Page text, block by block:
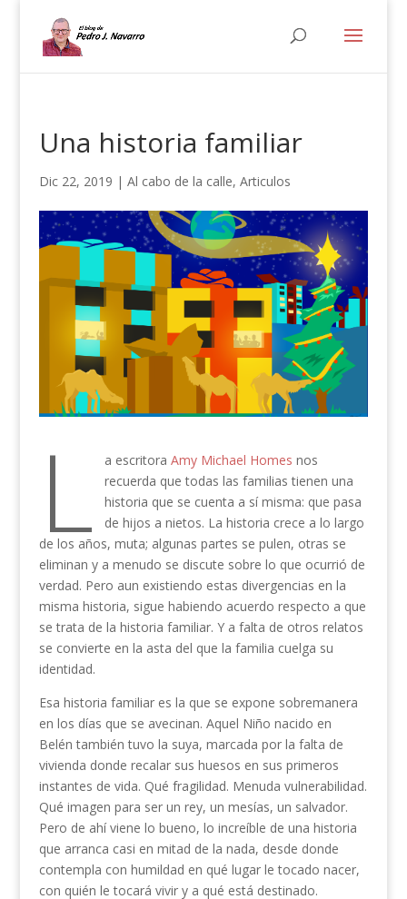
Una historia familiar
Dic 22, 2019 | Al cabo de la calle, Articulos
L a escritoraAmy Michael Homes nos
recuerda que todas las familias tienen una
historia que se cuenta a sí misma: que pasa
de hijos a nietos. La historia crece a lo largo
de los años, muta; algunas partes se pulen, otras se
eliminan y a menudo se discute sobre lo que ocurrió de
verdad. Pero aun existiendo estas divergencias en la
misma historia, sigue habiendo acuerdo respecto a que
se trata de la historia familiar. Y a falta de otros relatos
se convierte en la asta del que la familia cuelga su
identidad.
Esa historia familiar es la que se expone sobremanera
en los días que se avecinan. Aquel Niño nacido en
Belén también tuvo la suya, marcada por la falta de
vivienda donde recalar sus huesos en sus primeros
instantes de vida. Qué fragilidad. Menuda vulnerabilidad.
Qué imagen para ser un rey, un mesías, un salvador.
Pero de ahí viene lo bueno, lo increíble de una historia
que arranca casi en mitad de la nada, desde donde
contempla con humildad en qué lugar le tocado nacer,
con quién le tocará vivir y a qué está destinado.